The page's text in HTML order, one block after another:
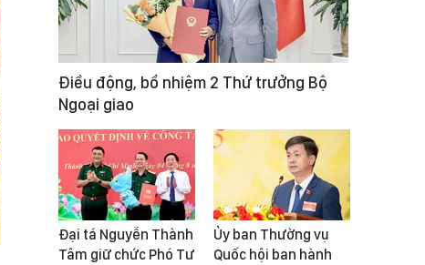
Điều động, bổ nhiệm 2 Thứ trưởng Bộ
Ngoại giao
Đại tá Nguyễn Thành
Tâm giữ chức Phó Tư
Ủy ban Thường vụ
Quốc hội ban hành